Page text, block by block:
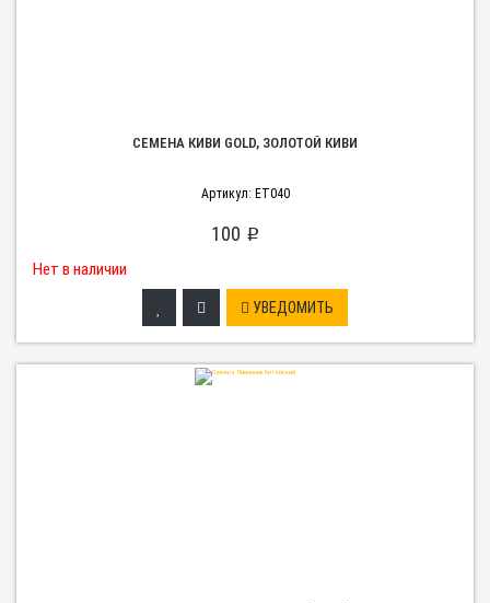
СЕМЕНА КИВИ GOLD, ЗОЛОТОЙ КИВИ
Артикул: ET040
100 p
Нет в наличии
УВЕДОМИТЬ